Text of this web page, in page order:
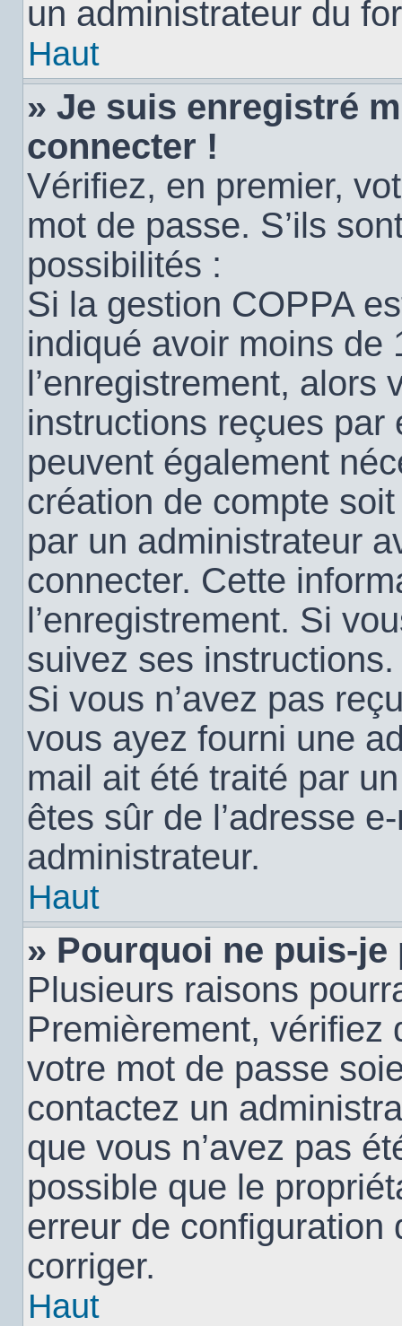
un administrateur du
Haut
» Je suis enregistré
connecter !
Vérifiez, en premier,
mot de passe. S’ils
possibilités :
Si la gestion COPPA
indiqué avoir moins de
l’enregistrement, alors
instructions reçues par
peuvent également
création de compte
par un administrateur
connecter. Cette
l’enregistrement. Si
suivez ses instructions.
Si vous n’avez pas
vous ayez fourni une
mail ait été traité par
êtes sûr de l’adresse
administrateur.
Haut
» Pourquoi ne puis-
Plusieurs raisons
Premièrement, vérifiez
votre mot de passe
contactez un
que vous n’avez pas
possible que le
erreur de configuration
corriger.
Haut